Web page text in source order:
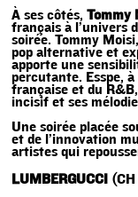
À ses côtés,Tommy
français à l’univers
soirée. Tommy
pop alternative et
apporte une
percutante. Esspe,
française et du
incisif et ses
Une soirée placée
et de l’innovation
artistes qui
LUMBERGUCCI